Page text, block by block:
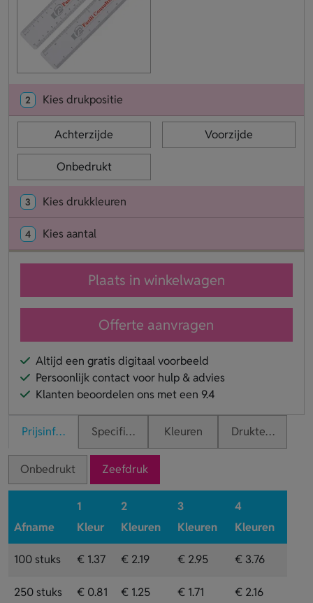
2 Kies drukpositie
Achterzijde Voorzijde
Onbedrukt
3 Kies drukkleuren
4 Kies aantal
Plaats in winkelwagen
Offerte aanvragen
Altijd een gratis digitaal voorbeeld
Persoonlijk contact voor hulp & advies
Klanten beoordelen ons met een 9.4
PrijsinformatieSpecificaties Kleuren Druktechnieken
Onbedrukt Zeefdruk
Afname
1
Kleur
2
Kleuren
3
Kleuren
4
Kleuren
100 stuks € 1.37 € 2.19 € 2.95 € 3.76
250 stuks € 0.81 € 1.25 € 1.71 € 2.16